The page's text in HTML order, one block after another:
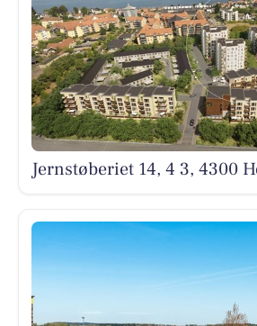
Jernstøberiet 14, 4 3, 4300